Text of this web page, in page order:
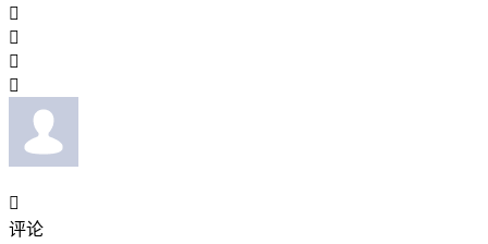





评论